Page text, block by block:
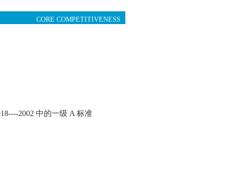
CORE COMPETITIVENESS
2002 中的一级 A 标准